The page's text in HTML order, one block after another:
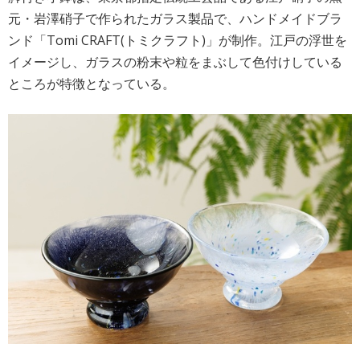
元・岩澤硝子で作られたガラス製品で、ハンドメイドブラ
ンド「Tomi CRAFT(トミクラフト)」が制作。江戸の浮世を
イメージし、ガラスの粉末や粒をまぶして色付けしている
ところが特徴となっている。